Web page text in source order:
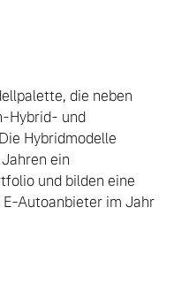
die neben
Hybrid- und
Hybridmodelle
ein
und bilden eine
E-Autoanbieter im Jahr